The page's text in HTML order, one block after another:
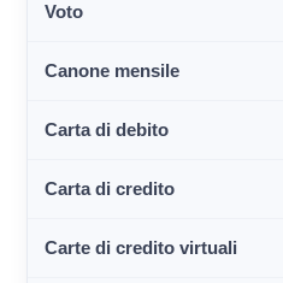
Voto
Canone mensile
Carta di debito
Carta di credito
Carte di credito virtuali